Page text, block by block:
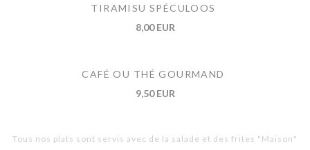
TIRAMISU SPÉCULOOS
8,00 EUR
CAFÉ OU THÉ GOURMAND
9,50 EUR
Tous nos plats sont servis avec de la salade et des frites "Maison"